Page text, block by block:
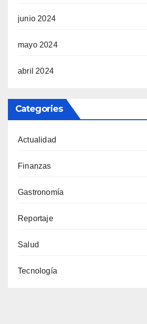
junio 2024
mayo 2024
abril 2024
Categories
Actualidad
Finanzas
Gastronomía
Reportaje
Salud
Tecnología